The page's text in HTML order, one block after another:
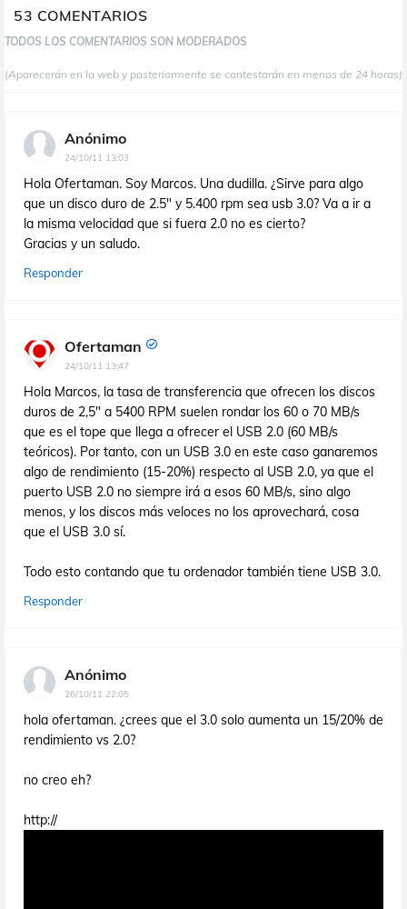
53 COMENTARIOS
TODOS LOS COMENTARIOS SON MODERADOS
(Aparecerán en la web y posteriormente se contestarán en menos de 24 horas)
Anónimo
24/10/11 13:03
Hola Ofertaman. Soy Marcos. Una dudilla. ¿Sirve para algo
que un disco duro de 2.5" y 5.400 rpm sea usb 3.0? Va a ir a
la misma velocidad que si fuera 2.0 no es cierto?
Gracias y un saludo.
Responder
Ofertaman
24/10/11 13:47
Hola Marcos, la tasa de transferencia que ofrecen los discos
duros de 2,5" a 5400 RPM suelen rondar los 60 o 70 MB/s
que es el tope que llega a ofrecer el USB 2.0 (60 MB/s
teóricos). Por tanto, con un USB 3.0 en este caso ganaremos
algo de rendimiento (15-20%) respecto al USB 2.0, ya que el
puerto USB 2.0 no siempre irá a esos 60 MB/s, sino algo
menos, y los discos más veloces no los aprovechará, cosa
que el USB 3.0 sí.
Todo esto contando que tu ordenador también tiene USB 3.0.
Responder
Anónimo
26/10/11 22:05
hola ofertaman. ¿crees que el 3.0 solo aumenta un 15/20% de
rendimiento vs 2.0?
no creo eh?
http://